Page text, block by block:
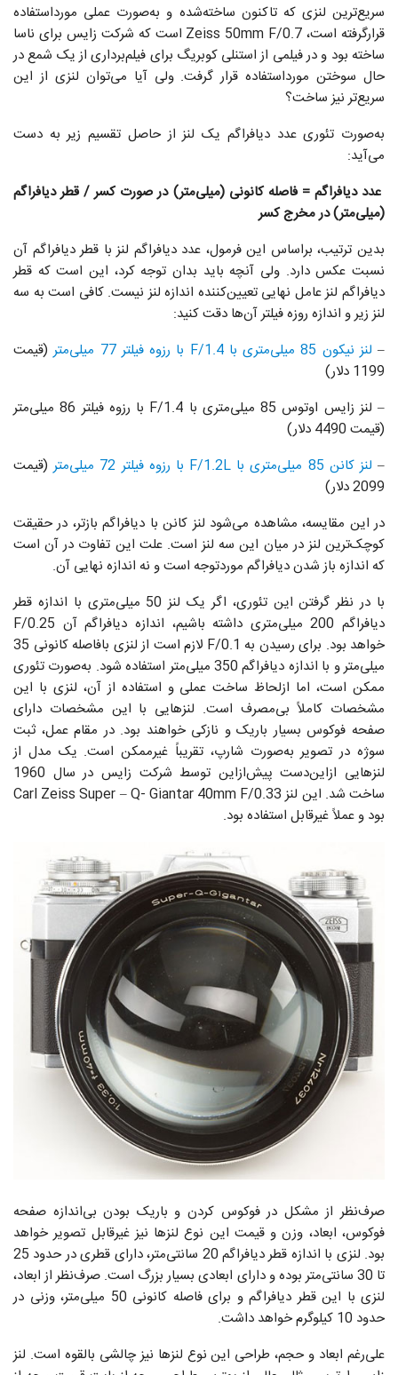
سریع‌ترین لنزی که تاکنون ساخته‌شده و به‌صورت عملی مورداستفاده
قرارگرفته است، Zeiss 50mm F/0.7 است که شرکت زایس برای ناسا
ساخته بود و در فیلمی از استنلی کوبریگ برای فیلم‌برداری از یک شمع در
حال سوختن مورداستفاده قرار گرفت. ولی آیا می‌توان لنزی از این
سریع‌تر نیز ساخت؟
به‌صورت تئوری عدد دیافراگم یک لنز از حاصل تقسیم زیر به دست
می‌آید:
عدد دیافراگم = فاصله کانونی (میلی‌متر) در صورت کسر / قطر دیافراگم
(میلی‌متر) در مخرج کسر
بدین ترتیب، براساس این فرمول، عدد دیافراگم لنز با قطر دیافراگم آن
نسبت عکس دارد. ولی آنچه باید بدان توجه کرد، این است که قطر
دیافراگم لنز عامل نهایی تعیین‌کننده اندازه لنز نیست. کافی است به سه
لنز زیر و اندازه روزه فیلتر‌ آن‌ها دقت کنید:
– لنز نیکون 85 میلی‌متری با F/1.4 با رزوه فیلتر 77 میلی‌متر
(قیمت
1199 دلار)
– لنز زایس اوتوس 85 میلی‌متری با F/1.4 با رزوه فیلتر 86 میلی‌متر
(قیمت 4490 دلار)
– لنز کانن 85 میلی‌متری با F/1.2L با رزوه فیلتر 72 میلی‌متر
(قیمت
2099 دلار)
در این مقایسه، مشاهده می‌شود لنز کانن با دیافراگم بازتر، در حقیقت
کوچک‌ترین لنز در میان این سه لنز است. علت این تفاوت در آن است
که اندازه باز شدن دیافراگم موردتوجه است و نه اندازه نهایی آن.
با در نظر گرفتن این تئوری، اگر یک لنز 50 میلی‌متری با اندازه قطر
دیافراگم 200 میلی‌متری داشته باشیم‌، اندازه دیافراگم آن F/0.25
خواهد بود. برای رسیدن به F/0.1 لازم است از لنزی بافاصله کانونی 35
میلی‌متر و با اندازه دیافراگم 350 میلی‌متر استفاده شود. به‌صورت تئوری
ممکن است، اما ازلحاظ ساخت عملی و استفاده از آن، لنزی با این
مشخصات کاملاً بی‌مصرف است. لنز‌هایی با این مشخصات دارای
صفحه فوکوس بسیار باریک و نازکی خواهند بود. در مقام عمل، ثبت
سوژه در تصویر به‌صورت شارپ، تقریباً غیرممکن است. یک مدل از
لنزهایی ازاین‌دست پیش‌ازاین توسط شرکت زایس در سال 1960
ساخت شد. این لنز Carl Zeiss Super – Q- Giantar 40mm F/0.33
بود و عملاً غیرقابل استفاده بود.
صرف‌نظر از مشکل در فوکوس کردن و باریک بودن بی‌اندازه صفحه
فوکوس، ابعاد، وزن و قیمت این نوع لنز‌ها نیز غیرقابل تصویر خواهد
بود. لنزی با اندازه قطر دیافراگم 20 سانتی‌متر، دارای قطری در حدود 25
تا 30 سانتی‌متر بوده و دارای ابعادی بسیار بزرگ است. صرف‌نظر از ابعاد،
لنزی با این قطر دیافراگم و برای فاصله کانونی 50 میلی‌متر، وزنی در
حدود 10 کیلوگرم خواهد داشت.
علی‌رغم ابعاد و حجم، طراحی این نوع لنز‌ها نیز چالشی بالقوه است. لنز